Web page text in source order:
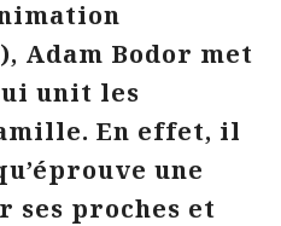
Adam Bodor met
unit les
En effet, il
une
ses proches et